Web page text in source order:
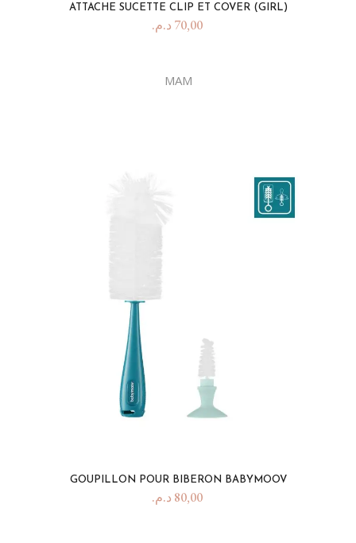
ATTACHE SUCETTE CLIP ET COVER (GIRL)
70,00 د.م.
MAM
GOUPILLON POUR BIBERON BABYMOOV
80,00 د.م.